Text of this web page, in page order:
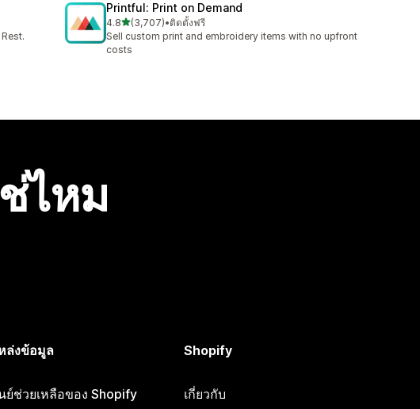
Printful: Print on Demand
4.8เต็ม 5 ดาว
(3,707)
ทั้งหมด 3707 รีวิว
•ติดตั้งฟรี
Sell custom print and embroidery items with no upfront
costs
ไหม
ล่งข้อมูล
ย์ช่วยเหลือของ Shopify
Shopify
เกี่ยวกับ